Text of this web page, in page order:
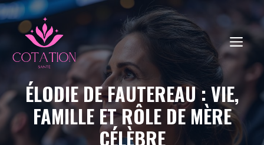
Aller
au
contenu
ÉLODIE DE FAUTEREAU : VIE,
FAMILLE ET RÔLE DE MÈRE
CÉLÈBRE